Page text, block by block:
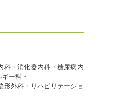
科・消化器内科・糖尿病内
ー科・
形外科・リハビリテーショ